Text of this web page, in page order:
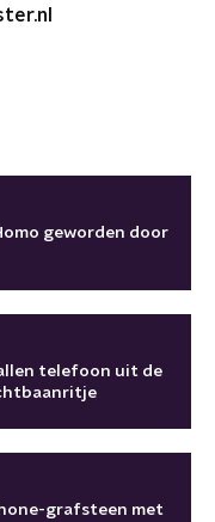
geworden door
telefoon uit de
grafsteen met